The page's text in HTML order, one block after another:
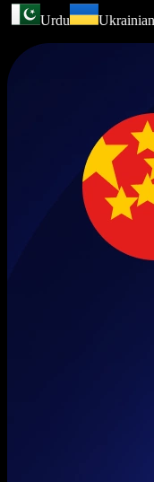
Urdu
Ukrainian